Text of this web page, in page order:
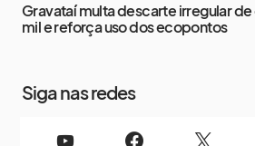
Gravataí multa descarte irregular de
mil e reforça uso dos ecopontos
Siga nas redes